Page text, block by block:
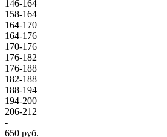
146-164
158-164
164-170
164-176
170-176
176-182
176-188
182-188
188-194
194-200
206-212
-
650 руб.